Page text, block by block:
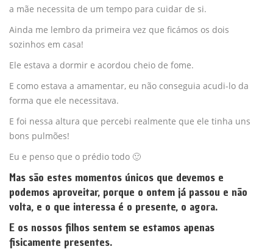
a mãe necessita de um tempo para cuidar de si.
Ainda me lembro da primeira vez que ficámos os dois
sozinhos em casa!
Ele estava a dormir e acordou cheio de fome.
E como estava a amamentar, eu não conseguia acudi-lo da
forma que ele necessitava.
E foi nessa altura que percebi realmente que ele tinha uns
bons pulmões!
Eu e penso que o prédio todo 🙂
Mas são estes momentos únicos que devemos e
podemos aproveitar, porque o ontem já passou e não
volta, e o que interessa é o presente, o agora.
E os nossos filhos sentem se estamos apenas
fisicamente presentes.